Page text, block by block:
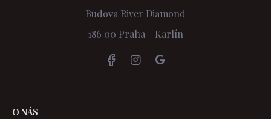
Budova River Diamond
186 00 Praha - Karlín
O NÁS